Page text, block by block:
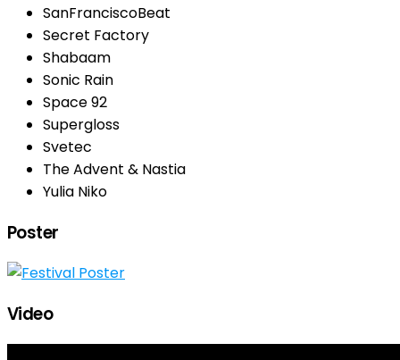
SanFranciscoBeat
Secret Factory
Shabaam
Sonic Rain
Space 92
Supergloss
Svetec
The Advent & Nastia
Yulia Niko
Poster
Video